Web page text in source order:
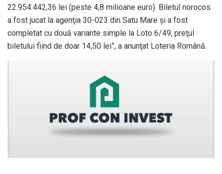
22.954.442,36 lei (peste 4,8 milioane euro). Biletul norocos
a fost jucat la agenţia 30-023 din Satu Mare şi a fost
completat cu două variante simple la Loto 6/49, preţul
biletului fiind de doar 14,50 lei”, a anunţat Loteria Română.